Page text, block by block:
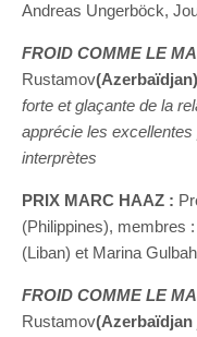
Andreas Ungerböck,
FROID COMME LE
Rustamov(Azerbaïdjan)
forte et glaçante de la
apprécie les excellentes
interprètes
PRIX MARC HAAZ :
(Philippines), membres
(Liban) et Marina
FROID COMME LE
Rustamov(Azerbaïdjan